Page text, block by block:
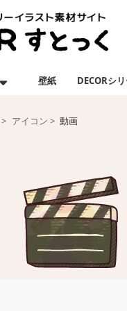
壁紙 DECORシ
アイコン 動画